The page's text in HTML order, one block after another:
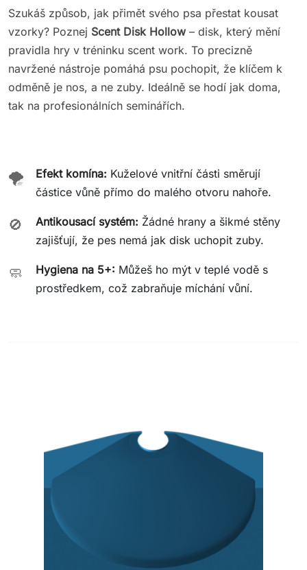
Szukáš způsob, jak přimět svého psa přestat kousat
vzorky? Poznej Scent Disk Hollow – disk, který mění
pravidla hry v tréninku scent work. To precizně
navržené nástroje pomáhá psu pochopit, že klíčem k
odměně je nos, a ne zuby. Ideálně se hodí jak doma,
tak na profesionálních seminářích.
🌪️ Efekt komína: Kuželové vnitřní části směrují
částice vůně přímo do malého otvoru nahoře.
🚫 Antikousací systém: Žádné hrany a šikmé stěny
zajišťují, že pes nemá jak disk uchopit zuby.
🧼 Hygiena na 5+: Můžeš ho mýt v teplé vodě s
prostředkem, což zabraňuje míchání vůní.